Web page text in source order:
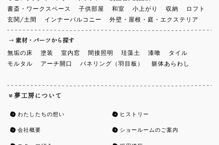
書斎・ワークスペース
子供部屋 和室 小上がり 収納
ロフト
玄関/土間
インナーバルコニー 外壁・屋根・庭・エクステリア
素材・パーツから探す
無垢の床 塗装 室内窓 間接照明 珪藻土 漆喰
タイル
モルタル
アーチ開口 パネリング（羽目板） 躯体あらわし
夢工房について
わたしたちの想い ヒストリー
会社概要 ショールームのご案内
スタッフ紹介 採用情報